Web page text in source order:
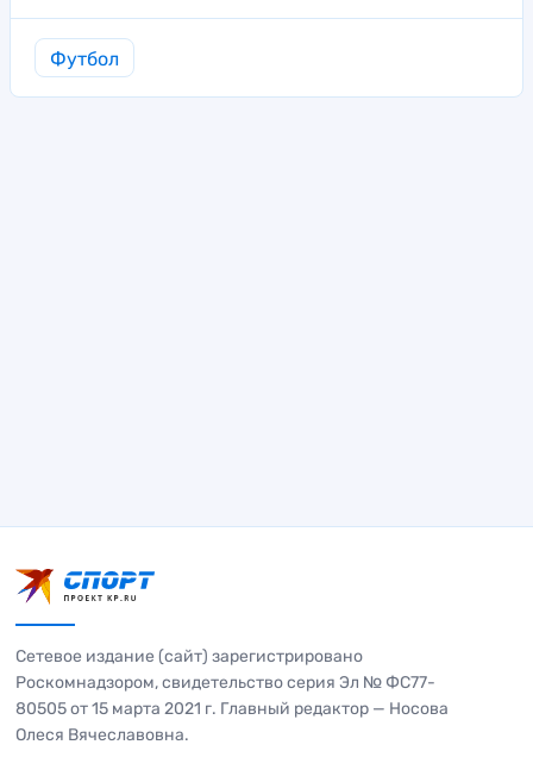
Футбол
Сетевое издание (сайт) зарегистрировано
Роскомнадзором, свидетельство серия Эл № ФС77-
80505 от 15 марта 2021 г. Главный редактор — Носова
Олеся Вячеславовна.